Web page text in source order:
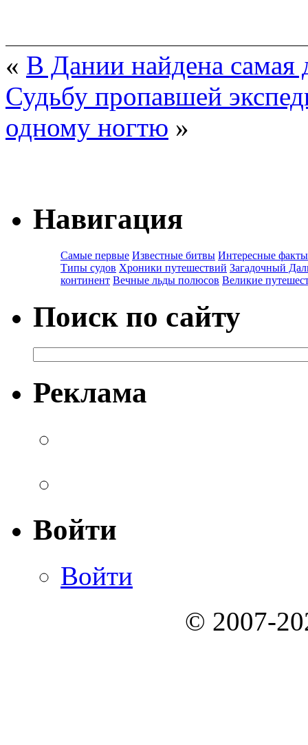
« В Дании найдена самая
Судьбу пропавшей
одному ногтю »
Навигация
Самые первые Известные битвы Интересные факты
Типы судов Хроники путешествий Загадочный
континент Вечные льды полюсов Великие
Поиск по сайту
Реклама
Войти
Войти
© 2007-